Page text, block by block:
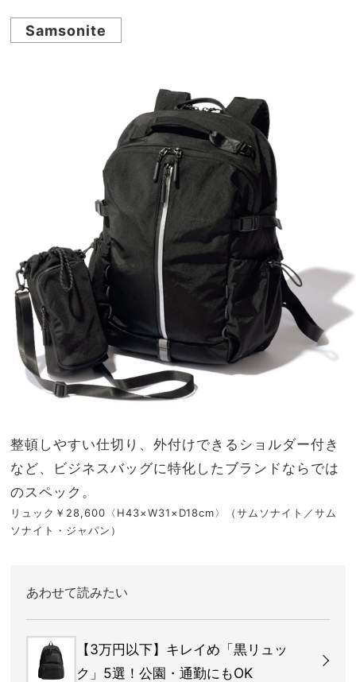
Samsonite
整頓しやすい仕切り、外付けできるショルダー付き
など、ビジネスバッグに特化したブランドならでは
のスペック。
リュック￥28,600〈H43×W31×D18cm〉（サムソナイト／サム
ソナイト・ジャパン）
あわせて読みたい
【3万円以下】キレイめ「黒リュッ
ク」5選！公園・通勤にもOK